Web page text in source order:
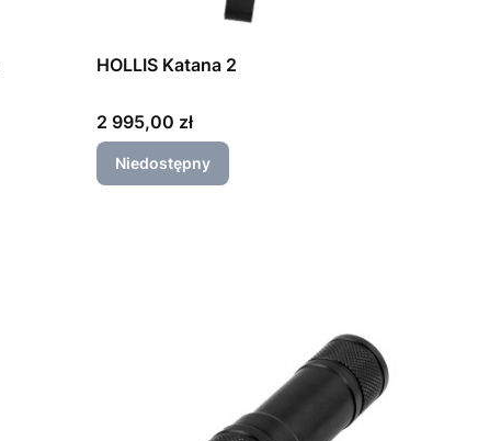
HOLLIS Katana 2
Cena
2 995,00 zł
Niedostępny